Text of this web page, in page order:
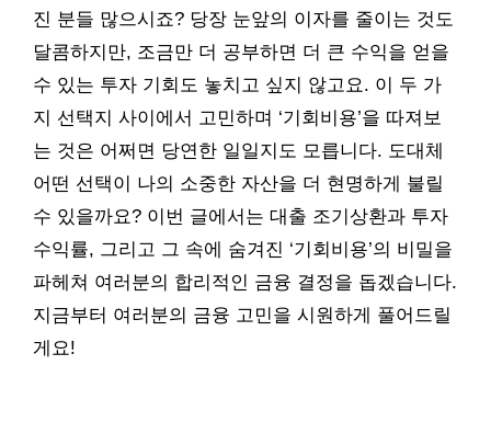
진 분들 많으시죠? 당장 눈앞의 이자를 줄이는 것도
달콤하지만, 조금만 더 공부하면 더 큰 수익을 얻을
수 있는 투자 기회도 놓치고 싶지 않고요. 이 두 가
지 선택지 사이에서 고민하며 ‘기회비용’을 따져보
는 것은 어쩌면 당연한 일일지도 모릅니다. 도대체
어떤 선택이 나의 소중한 자산을 더 현명하게 불릴
수 있을까요? 이번 글에서는 대출 조기상환과 투자
수익률, 그리고 그 속에 숨겨진 ‘기회비용’의 비밀을
파헤쳐 여러분의 합리적인 금융 결정을 돕겠습니다.
지금부터 여러분의 금융 고민을 시원하게 풀어드릴
게요!